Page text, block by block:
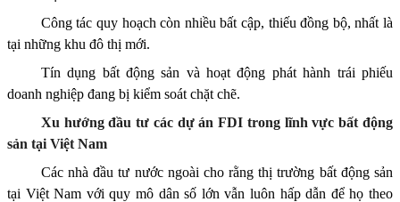
Công tác quy hoạch còn nhiều bất cập, thiếu đồng bộ, nhất là
tại những khu đô thị mới.
Tín dụng bất động sản và hoạt động phát hành trái phiếu
doanh nghiệp đang bị kiểm soát chặt chẽ.
Xu hướng đầu tư các dự án FDI trong lĩnh vực bất động
sản tại Việt Nam
Các nhà đầu tư nước ngoài cho rằng thị trường bất động sản
tại Việt Nam vớiquy mô dân số lớn vẫnluôn hấp dẫn để họ theo